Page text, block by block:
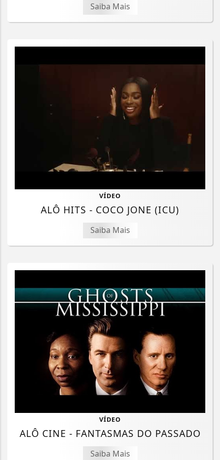
Saiba Mais
VÍDEO
ALÔ HITS - COCO JONE (ICU)
Saiba Mais
VÍDEO
ALÔ CINE - FANTASMAS DO PASSADO
Saiba Mais